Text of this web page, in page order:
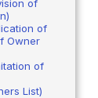
of
of
Owner
of
List)